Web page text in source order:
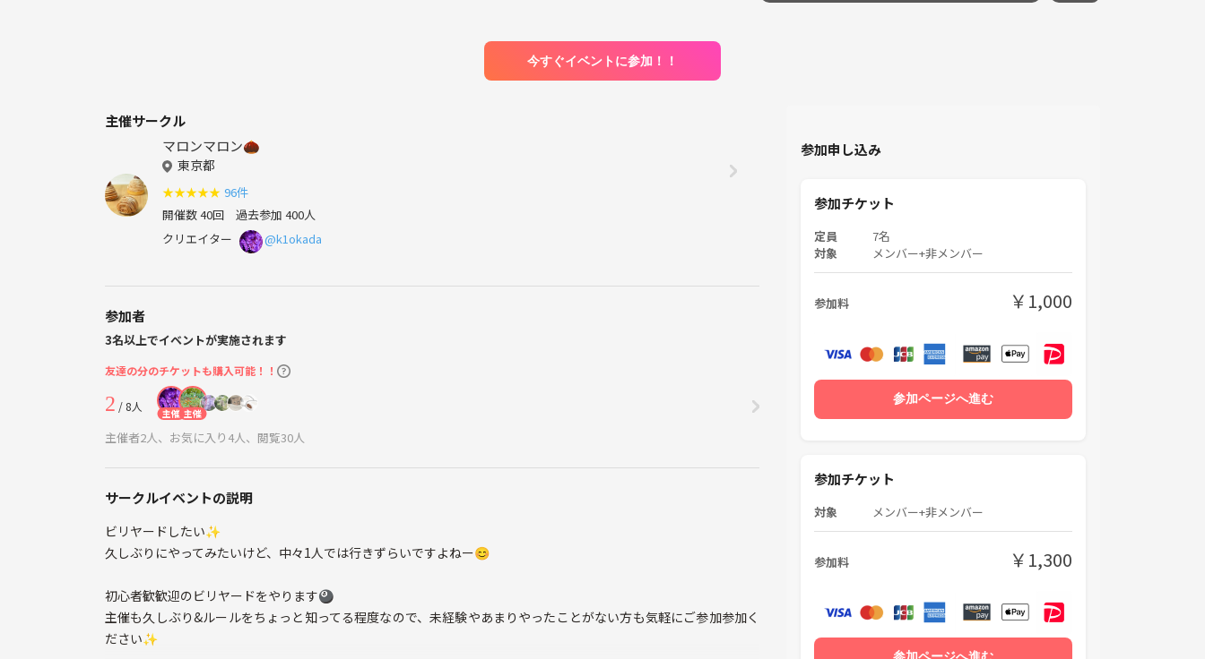
今すぐイベントに参加！！
主催サークル
マロンマロン🌰
東京都
★★★★★ 96件
開催数 40回 過去参加 400人
クリエイター
@k1okada
参加者
3名以上でイベントが実施されます
友達の分のチケットも購入可能！！
2 / 8人 主催 主催
主催者2人、お気に入り4人、閲覧30人
サークルイベントの説明
ビリヤードしたい✨
久しぶりにやってみたいけど、中々1人では行きずらいですよねー😊
初心者歓歓迎のビリヤードをやります🎱
主催も久しぶり&ルールをちょっと知ってる程度なので、未経験やあまりやったことがない方も気軽にご参加参加く
ださい✨
参加申し込み
参加チケット
定員 7名
対象 メンバー+非メンバー
参加料 ￥1,000
参加ページへ進む
参加チケット
対象 メンバー+非メンバー
参加料 ￥1,300